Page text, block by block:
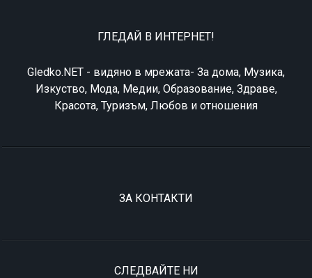
ГЛЕДАЙ В ИНТЕРНЕТ!
Gledko.NET - видяно в мрежата- За дома, Музика,
Изкуство, Мода, Медии, Образование, Здраве,
Красота, Туризъм, Любов и отношения
ЗА КОНТАКТИ
СЛЕДВАЙТЕ НИ